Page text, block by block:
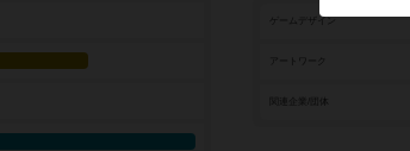
ゲームデザイン
アートワーク